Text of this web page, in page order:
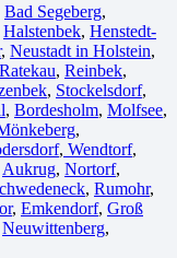
Bad Segeberg,
Halstenbek, Henstedt-
, Neustadt in Holstein,
Ratekau, Reinbek,
, Stockelsdorf,
, Bordesholm, Molfsee,
,
, Wendtorf,
Aukrug, Nortorf,
, Rumohr,
, Emkendorf, Groß
Neuwittenberg,